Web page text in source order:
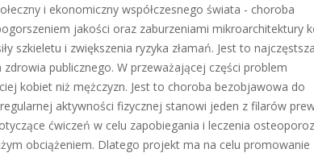
i ekonomiczny współczesnego świata - choroba
jakości oraz zaburzeniami mikroarchitektury
szkieletu i zwiększenia ryzyka złamań. Jest to najczęstsza
publicznego. W przeważającej części problem
kobiet niż mężczyzn. Jest to choroba bezobjawowa do
aktywności fizycznej stanowi jeden z filarów
ćwiczeń w celu zapobiegania i leczenia
obciążeniem. Dlatego projekt ma na celu promowanie